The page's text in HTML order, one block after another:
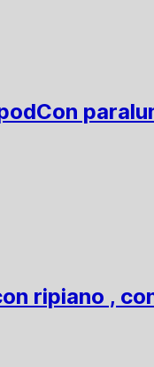
Con
ripiano ,